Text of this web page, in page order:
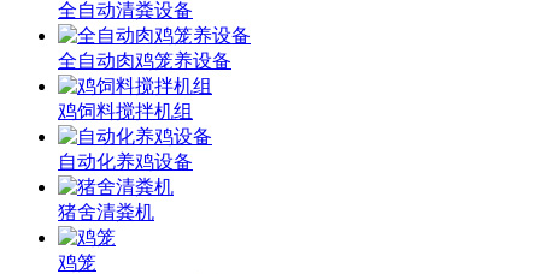
全自动清粪设备
全自动肉鸡笼养设备
鸡饲料搅拌机组
自动化养鸡设备
猪舍清粪机
鸡笼